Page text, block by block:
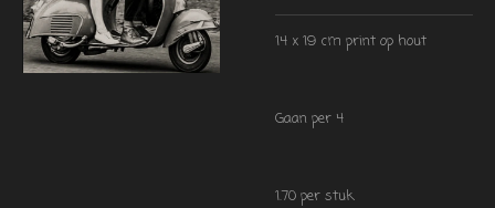
14 x 19 cm print op hout
Gaan per 4
1.70 per stuk